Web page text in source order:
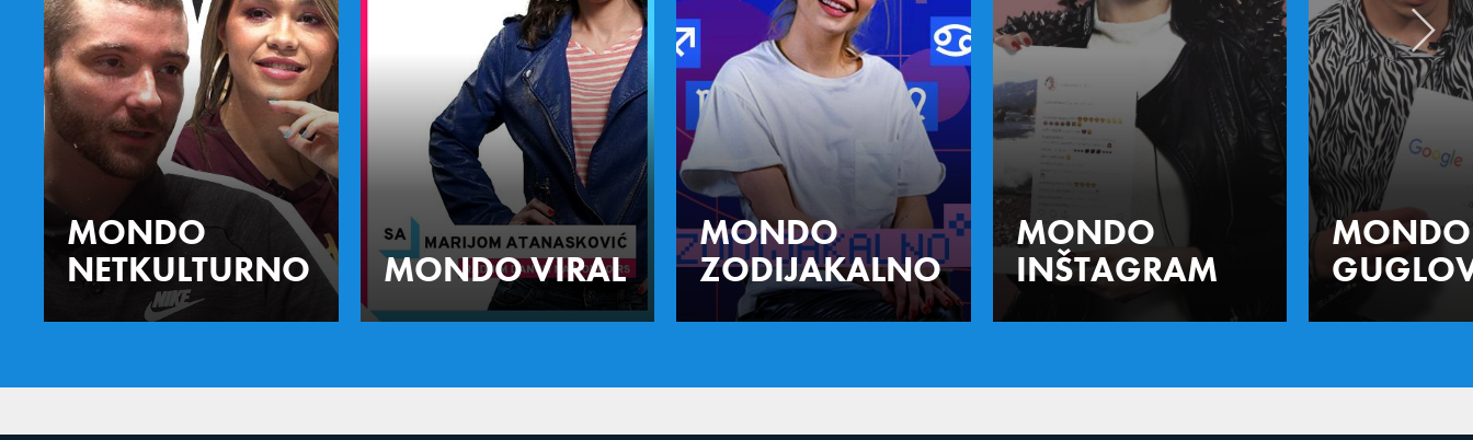
MONDO
NETKULTURNO
MONDO VIRAL
MONDO
ZODIJAKALNO
MONDO
INŠTAGRAM
MONDO